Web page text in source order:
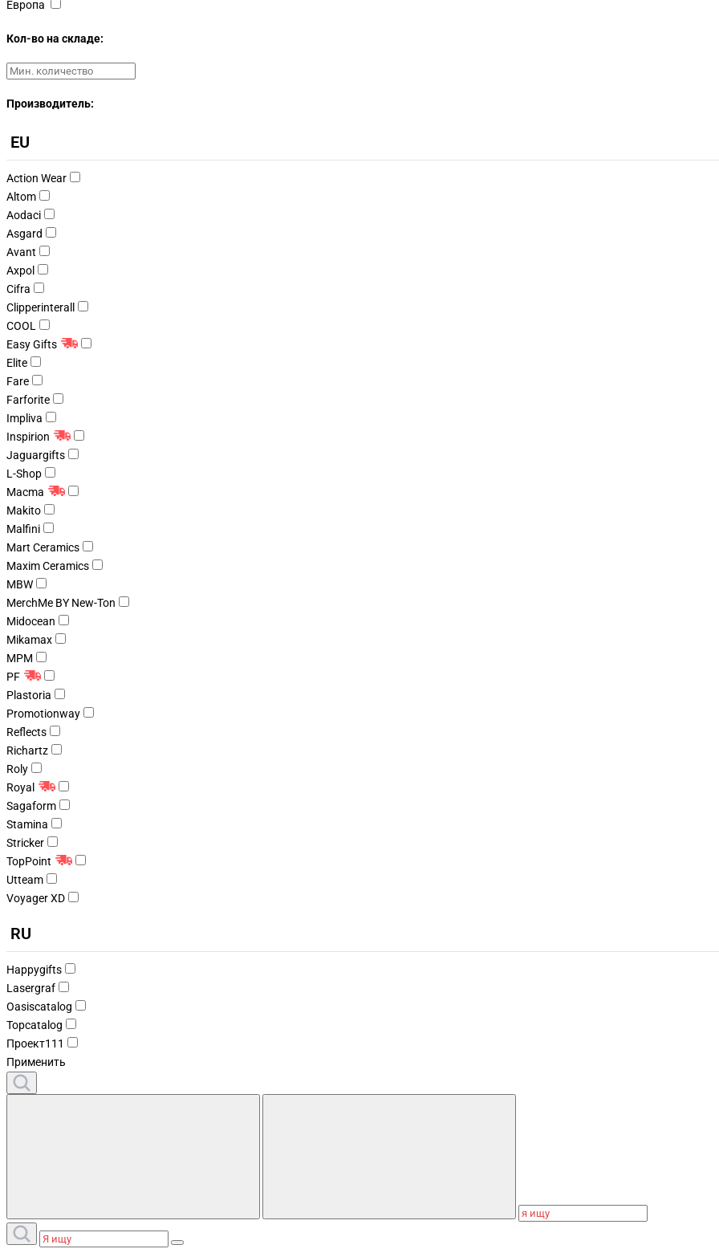
Европа
Кол-во на складе:
Производитель:
EU
Action Wear
Altom
Aodaci
Asgard
Avant
Axpol
Cifra
Clipperinterall
COOL
Easy Gifts
Elite
Fare
Farforite
Impliva
Inspirion
Jaguargifts
L-Shop
Macma
Makito
Malfini
Mart Ceramics
Maxim Ceramics
MBW
MerchMe BY New-Ton
Midocean
Mikamax
MPM
PF
Plastoria
Promotionway
Reflects
Richartz
Roly
Royal
Sagaform
Stamina
Stricker
TopPoint
Utteam
Voyager XD
RU
Happygifts
Lasergraf
Oasiscatalog
Topcatalog
Проект111
Применить